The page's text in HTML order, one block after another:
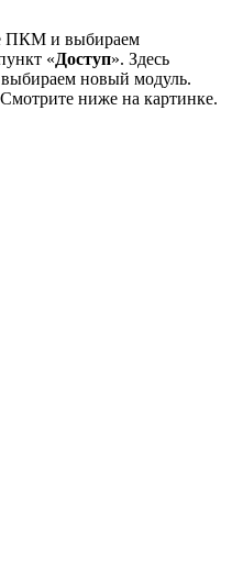
ПКМ и выбираем
«Доступ». Здесь
выбираем новый модуль.
ниже на картинке.